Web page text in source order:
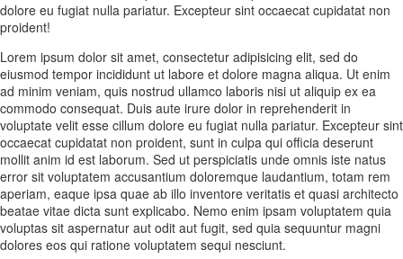
dolore eu fugiat nulla pariatur. Excepteur sint occaecat cupidatat non
proident!
Lorem ipsum dolor sit amet, consectetur adipisicing elit, sed do
eiusmod tempor incididunt ut labore et dolore magna aliqua. Ut enim
ad minim veniam, quis nostrud ullamco laboris nisi ut aliquip ex ea
commodo consequat. Duis aute irure dolor in reprehenderit in
voluptate velit esse cillum dolore eu fugiat nulla pariatur. Excepteur sint
occaecat cupidatat non proident, sunt in culpa qui officia deserunt
mollit anim id est laborum. Sed ut perspiciatis unde omnis iste natus
error sit voluptatem accusantium doloremque laudantium, totam rem
aperiam, eaque ipsa quae ab illo inventore veritatis et quasi architecto
beatae vitae dicta sunt explicabo. Nemo enim ipsam voluptatem quia
voluptas sit aspernatur aut odit aut fugit, sed quia sequuntur magni
dolores eos qui ratione voluptatem sequi nesciunt.